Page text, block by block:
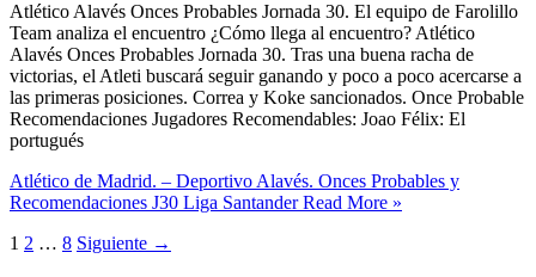
Atlético Alavés Onces Probables Jornada 30. El equipo de Farolillo
Team analiza el encuentro ¿Cómo llega al encuentro? Atlético
Alavés Onces Probables Jornada 30. Tras una buena racha de
victorias, el Atleti buscará seguir ganando y poco a poco acercarse a
las primeras posiciones. Correa y Koke sancionados. Once Probable
Recomendaciones Jugadores Recomendables: Joao Félix: El
portugués
Atlético de Madrid. – Deportivo Alavés. Onces Probables y
Recomendaciones J30 Liga SantanderRead More »
1 2 … 8 Siguiente →